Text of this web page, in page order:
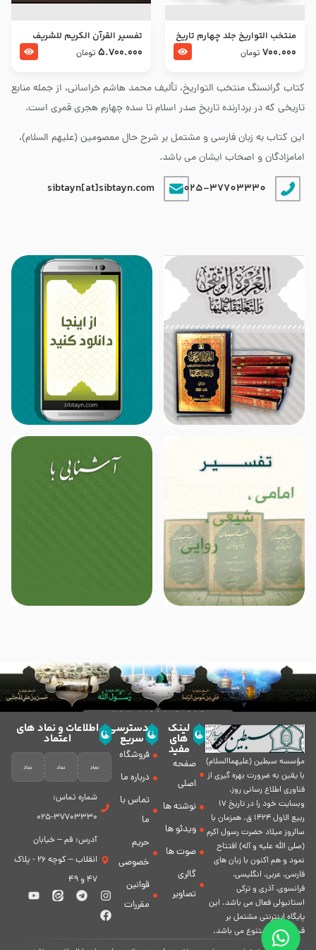
کتاب گرانسنگ منتخب التواريخ، تألیف محمد هاشم خراسانی، از جمله منابع
تاریخی که در بردارنده تاریخ صدر اسلام تا سده چهارم هجری قمری است.
این کتاب به زبان فارسی و مشتمل بر شرح حال معصومین (علیهم السلام)،
امامزادگان و اصحاب ایشان می باشد.
025-37703330
sibtayn[at]sibtayn.com
منتخب التواریخ جلد چهارم تاریخ
امام زین العابدین و امام محمد
700.000 تومان
تفسير القرآن الكريم للشريف
المرتضي قدس سرّه
5.700.000 تومان
مؤسسه سبطين (عليهماالسلام)
با يقين به ضرورت بهره گیرى از
فناورى اطلاع رسانى روز،
وبسایت خود را در تاريخ 17
ربيع الاول 1424 ق. همزمان با
سالروز ميلاد حضرت رسول اكرم
(صلی الله علیه و آله) افتتاح
نمود و هم اكنون با زبان های
فارسی، عربى، انگلیسی،
فرانسوی، آذری و ترکی
استانبولی فعال مى باشد. اين
پايگاه اينترنتى مشتمل بر
قسمت هاى متنوع مى باشد.
لینک
های
مفید
صفحه
اصلی
نوشته ها
ویدئو ها
صوت ها
گالری
تصاویر
دسترسی
سریع
فروشگاه
درباره ما
تماس با
ما
حریم
خصوصی
قوانین
مقررات
اطلاعات و نماد های
اعتماد
شماره تماس:
37703330-025
آدرس: قم – خیابان
انقلاب – کوچه 26 - پلاک
47 و 49